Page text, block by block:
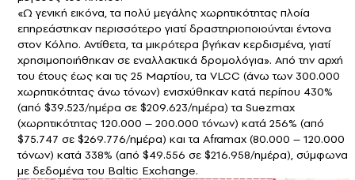
«Ω γενική εικόνα, τα πολύ μεγάλης χωρητικότητας πλοία
επηρεάστηκαν περισσότερο γιατί δραστηριοποιούνται έντονα
στον Κόλπο. Αντίθετα, τα μικρότερα βγήκαν κερδισμένα, γιατί
χρησιμοποιήθηκαν σε εναλλακτικά δρομολόγια». Από την αρχή
του έτους έως και τις 25 Μαρτίου, τα VLCC (άνω των 300.000
χωρητικότητας άνω τόνων) ενισχύθηκαν κατά περίπου 430%
(από $39.523/ημέρα σε $209.623/ημέρα) τα Suezmax
(χωρητικότητας 120.000 – 200.000 τόνων) κατά 256% (από
$75.747 σε $269.776/ημέρα) και τα Aframax (80.000 – 120.000
τόνων) κατά 338% (από $49.556 σε $216.958/ημέρα), σύμφωνα
με δεδομένα του Baltic Exchange.